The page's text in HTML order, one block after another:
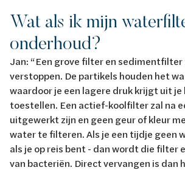
Wat als ik mijn
onderhoud?
Jan: “Een grove filter en sedimentfilter
verstoppen. De partikels houden het
waardoor je een lagere druk krijgt uit je
toestellen. Een actief-koolfilter zal na
uitgewerkt zijn en geen geur of kleur
water te filteren. Als je een tijdje geen
als je op reis bent - dan wordt die filter
van bacteriën. Direct vervangen is dan